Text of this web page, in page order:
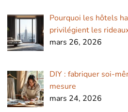
Pourquoi les hôtels
privilégient les
mars 26, 2026
DIY : fabriquer soi-
mesure
mars 24, 2026